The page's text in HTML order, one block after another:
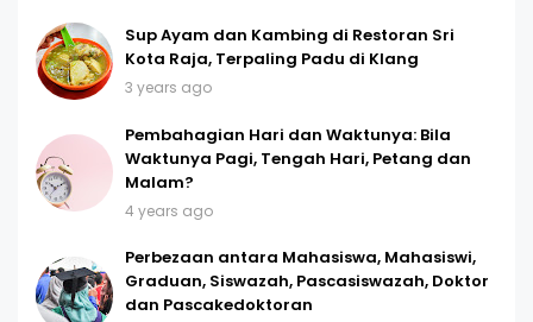
Sup Ayam dan Kambing di Restoran Sri
Kota Raja, Terpaling Padu di Klang
3 years ago
Pembahagian Hari dan Waktunya: Bila
Waktunya Pagi, Tengah Hari, Petang dan
Malam?
4 years ago
Perbezaan antara Mahasiswa, Mahasiswi,
Graduan, Siswazah, Pascasiswazah, Doktor
dan Pascakedoktoran